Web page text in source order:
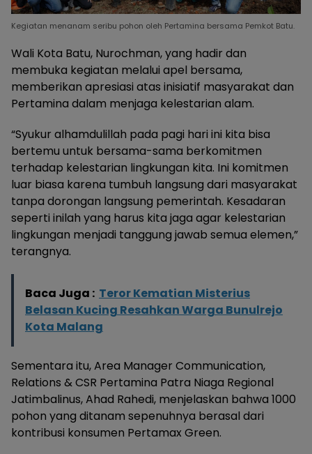
Kegiatan menanam seribu pohon oleh Pertamina bersama Pemkot Batu.
Wali Kota Batu, Nurochman, yang hadir dan
membuka kegiatan melalui apel bersama,
memberikan apresiasi atas inisiatif masyarakat dan
Pertamina dalam menjaga kelestarian alam.
“Syukur alhamdulillah pada pagi hari ini kita bisa
bertemu untuk bersama-sama berkomitmen
terhadap kelestarian lingkungan kita. Ini komitmen
luar biasa karena tumbuh langsung dari masyarakat
tanpa dorongan langsung pemerintah. Kesadaran
seperti inilah yang harus kita jaga agar kelestarian
lingkungan menjadi tanggung jawab semua elemen,”
terangnya.
Baca Juga : Teror Kematian Misterius
Belasan Kucing Resahkan Warga Bunulrejo
Kota Malang
Sementara itu, Area Manager Communication,
Relations & CSR Pertamina Patra Niaga Regional
Jatimbalinus, Ahad Rahedi, menjelaskan bahwa 1000
pohon yang ditanam sepenuhnya berasal dari
kontribusi konsumen Pertamax Green.